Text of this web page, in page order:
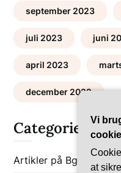
september 2023
juli 2023 juni
april 2023
december 2022
Categories
Artikler på Bgob
Vi
at